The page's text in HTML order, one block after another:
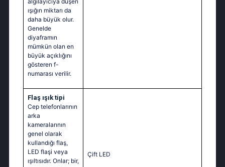
ışığın miktarı da
daha büyük olur.
Genelde
diyaframın
mümkün olan en
büyük açıklığını
gösteren f-
numarası verilir.
Flaş ışık tipi
Cep telefonlarının
arka
kameralarının
genel olarak
kullandığı flaş,
LED flaşi veya
ışıltısıdır. Onlar; bir,
Çift LED